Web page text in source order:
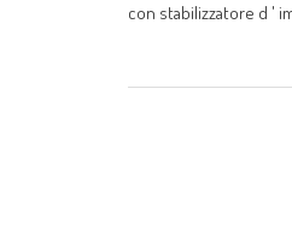
con stabilizzatore d '